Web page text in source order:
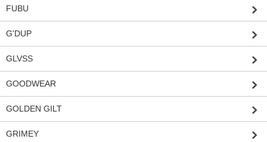
FUBU
G'DUP
GLVSS
GOODWEAR
GOLDEN GILT
GRIMEY